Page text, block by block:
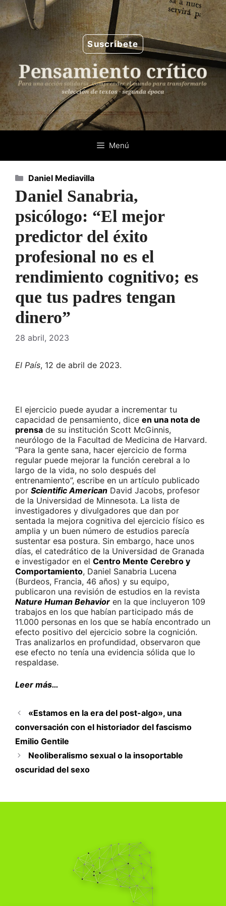
Saltar
al
contenido
Suscríbete
Menú
Daniel Sanabria,
psicólogo: “El mejor
predictor del éxito
profesional no es el
rendimiento cognitivo; es
que tus padres tengan
dinero”
28 abril, 2023
El País, 12 de abril de 2023.
El ejercicio puede ayudar a incrementar tu
capacidad de pensamiento, dice en una nota de
prensa de su institución Scott McGinnis,
neurólogo de la Facultad de Medicina de Harvard.
“Para la gente sana, hacer ejercicio de forma
regular puede mejorar la función cerebral a lo
largo de la vida, no solo después del
entrenamiento”, escribe en un artículo publicado
por Scientific American David Jacobs, profesor
de la Universidad de Minnesota. La lista de
investigadores y divulgadores que dan por
sentada la mejora cognitiva del ejercicio físico es
amplia y un buen número de estudios parecía
sustentar esa postura. Sin embargo, hace unos
días, el catedrático de la Universidad de Granada
e investigador en el Centro Mente Cerebro y
Comportamiento, Daniel Sanabria Lucena
(Burdeos, Francia, 46 años) y su equipo,
publicaron una revisión de estudios en la revista
Nature Human Behavior en la que incluyeron 109
trabajos en los que habían participado más de
11.000 personas en los que se había encontrado un
efecto positivo del ejercicio sobre la cognición.
Tras analizarlos en profundidad, observaron que
ese efecto no tenía una evidencia sólida que lo
respaldase.
Leer más…
Categorías
Daniel Mediavilla
«Estamos en la era del post-algo», una
conversación con el historiador del fascismo
Emilio Gentile
Neoliberalismo sexual o la insoportable
oscuridad del sexo